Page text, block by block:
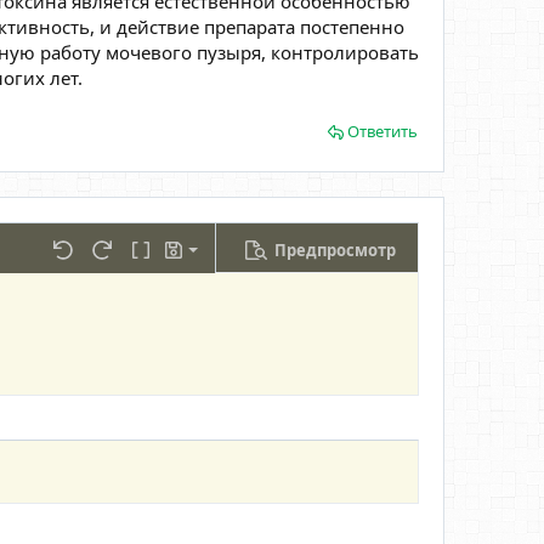
и действие препарата постепенно
работу мочевого пузыря, контролировать
лет.
Ответить
Отменить
Повторить
Переключить режим работы редактора
Черновики
черновик
Предпросмотр